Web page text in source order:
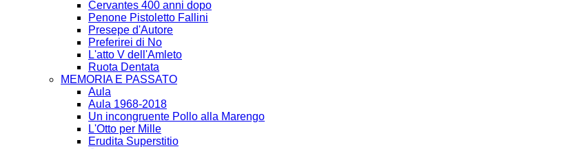
Cervantes 400 anni dopo
Penone Pistoletto Fallini
Presepe d'Autore
Preferirei di No
L'atto V dell'Amleto
Ruota Dentata
MEMORIA E PASSATO
Aula
Aula 1968-2018
Un incongruente Pollo alla Marengo
L'Otto per Mille
Erudita Superstitio